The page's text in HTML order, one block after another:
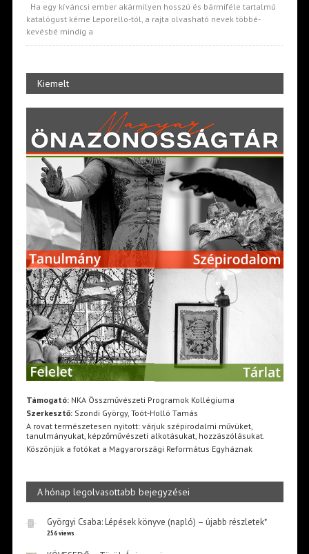
Ha egy kíváncsi ember akármilyen hosszú és bármiféle tartalmú
katalógust kérne Leporello-tól, a rajta olvasható nevek többé-
kevésbé mindig a
Kiemelt
Támogató:NKA Összművészeti Programok Kollégiuma
Szerkesztő:Szondi György, Toót-Holló Tamás
A rovat természetesen nyitott: várjuk szépirodalmi művüket,
tanulmányukat, képzőművészeti alkotásukat, hozzászólásukat.
Köszönjük a fotókat a Magyarországi Református Egyháznak
A hónap legolvasottabb bejegyzései
Györgyi Csaba: Lépések könyve (napló) – újabb részletek*
256 views